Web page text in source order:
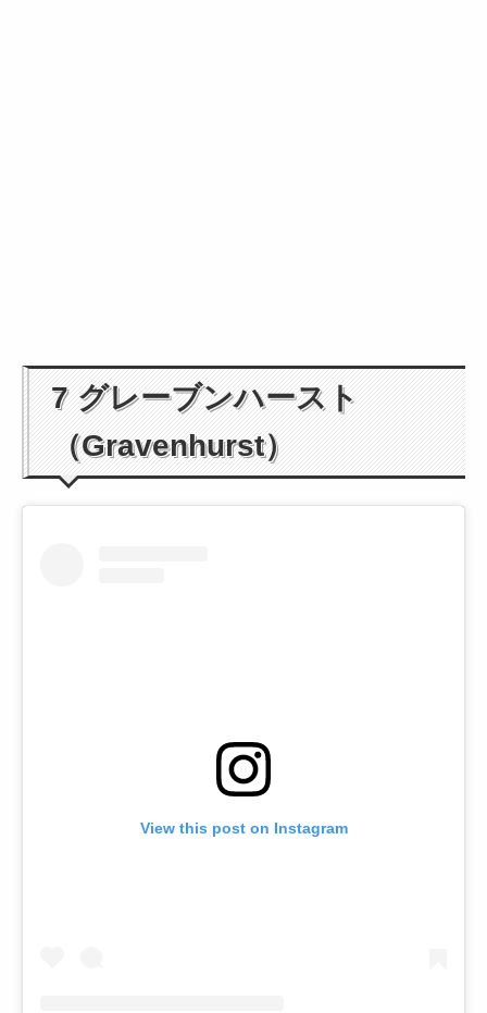
7 グレーブンハースト
（Gravenhurst）
View this post on Instagram